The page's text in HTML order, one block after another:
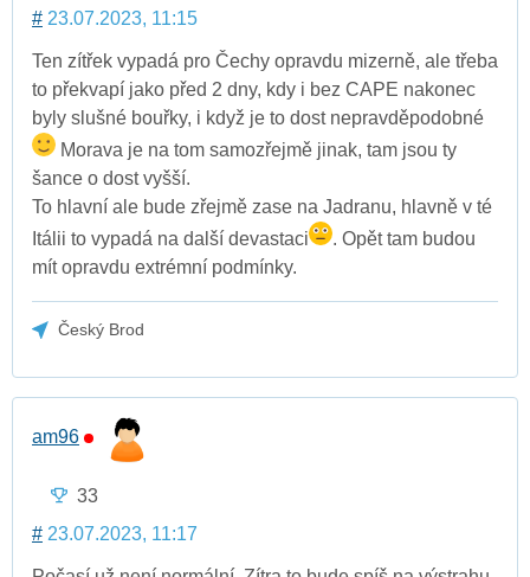
# 23.07.2023, 11:15
Ten zítřek vypadá pro Čechy opravdu mizerně, ale třeba
to překvapí jako před 2 dny, kdy i bez CAPE nakonec
byly slušné bouřky, i když je to dost nepravděpodobné
Morava je na tom samozřejmě jinak, tam jsou ty
šance o dost vyšší.
To hlavní ale bude zřejmě zase na Jadranu, hlavně v té
Itálii to vypadá na další devastaci
. Opět tam budou
mít opravdu extrémní podmínky.
Český Brod
am96
33
# 23.07.2023, 11:17